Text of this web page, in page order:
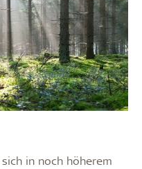
in noch höherem